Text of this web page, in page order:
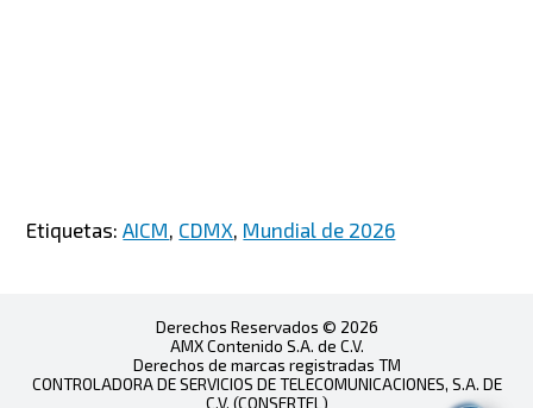
Etiquetas:AICM CDMX Mundial de 2026
Derechos Reservados © 2026
AMX Contenido S.A. de C.V.
Derechos de marcas registradas TM
CONTROLADORA DE SERVICIOS DE TELECOMUNICACIONES, S.A. DE
C.V. (CONSERTEL)